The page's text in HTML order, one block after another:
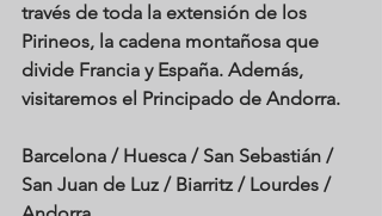
través de toda la extensión de los
Pirineos, la cadena montañosa que
divide Francia y España. Además,
visitaremos el Principado de Andorra.
Barcelona / Huesca / San Sebastián /
San Juan de Luz / Biarritz / Lourdes /